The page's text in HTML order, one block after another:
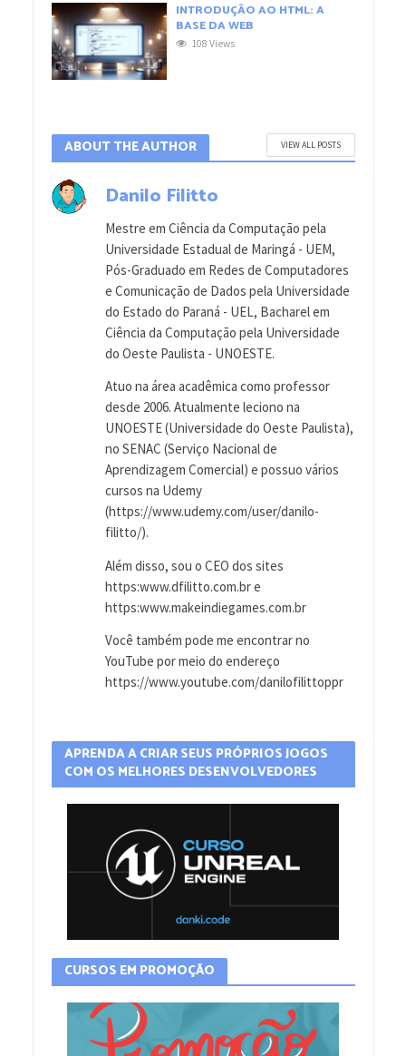
INTRODUÇÃO AO HTML: A
BASE DA WEB
108 Views
ABOUT THE AUTHOR VIEW ALL POSTS
Danilo Filitto
Mestre em Ciência da Computação pela
Universidade Estadual de Maringá - UEM,
Pós-Graduado em Redes de Computadores
e Comunicação de Dados pela Universidade
do Estado do Paraná - UEL, Bacharel em
Ciência da Computação pela Universidade
do Oeste Paulista - UNOESTE.
Atuo na área acadêmica como professor
desde 2006. Atualmente leciono na
UNOESTE (Universidade do Oeste Paulista),
no SENAC (Serviço Nacional de
Aprendizagem Comercial) e possuo vários
cursos na Udemy
(https://www.udemy.com/user/danilo-
filitto/).
Além disso, sou o CEO dos sites
https:www.dfilitto.com.br e
https:www.makeindiegames.com.br
Você também pode me encontrar no
YouTube por meio do endereço
https://www.youtube.com/danilofilittoppr
APRENDA A CRIAR SEUS PRÓPRIOS JOGOS
COM OS MELHORES DESENVOLVEDORES
CURSOS EM PROMOÇÃO